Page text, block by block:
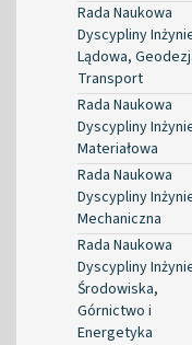
Rada Naukowa
Dyscypliny
Lądowa,
Transport
Rada Naukowa
Dyscypliny
Materiałowa
Rada Naukowa
Dyscypliny
Mechaniczna
Rada Naukowa
Dyscypliny
Środowiska,
Górnictwo i
Energetyka